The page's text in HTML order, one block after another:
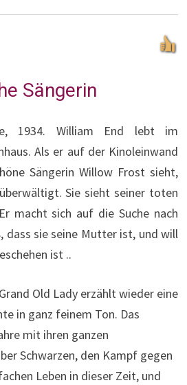
Sängerin
1934. William End lebt im
Als er auf der Kinoleinwand
Sängerin Willow Frost sieht,
Sie sieht seiner toten
macht sich auf die Suche nach
dass sie seine Mutter ist, und will
ist ..
Old Lady erzählt wieder eine
in ganz feinem Ton. Das
mit ihren ganzen
Schwarzen, den Kampf gegen
Leben in dieser Zeit, und